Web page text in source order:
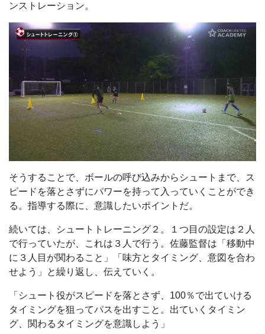
ンストレーション。
そうすることで、ボールの呼び込みからシュートまで、ス
ピードを落とさずにパワーを持って入っていくことができ
る。指導する際に、意識したいポイントだ。
続いては、シュートトレーニング２。１つ目の設定は２人
で行っていたが、これは３人で行う。佐藤監督は「移動中
に３人目が関わること」「味方とタイミング、意図を合わ
せよう」と繰り返し、伝えていく。
「シュート役がスピードを落とさず、100％で出ていける
タイミングを狙ってパスを出すこと。出ていくタイミン
グ、関わるタイミングを意識しよう」